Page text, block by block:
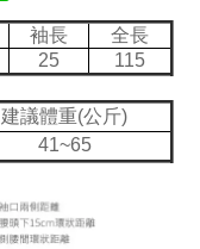
袖長
全長
25 115
建議體重(公斤)
41~65